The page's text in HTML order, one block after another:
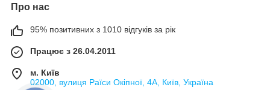
Про нас
95% позитивних з 1010 відгуків за рік
Працює з 26.04.2011
м. Київ
02000, вулиця Раїси Окіпної, 4А, Київ, Україна